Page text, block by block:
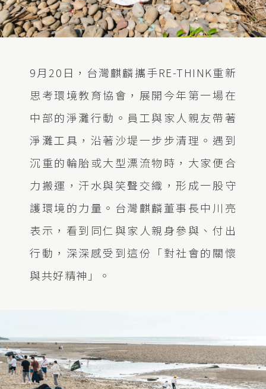
9月 20 日，台灣麒麟攜手RE-THINK重新
思考環境教育協會，展開今年第一場在
中部的淨灘行動。員工與家人親友帶著
淨灘工具，沿著沙堤一步步清理。遇到
沉重的輪胎或大型漂流物時，大家便合
力搬運，汗水與笑聲交織，形成一股守
護環境的力量。台灣麒麟董事長中川亮
表示，看到同仁與家人親身參與、付出
行動，深深感受到這份「對社會的關懷
與共好精神」。